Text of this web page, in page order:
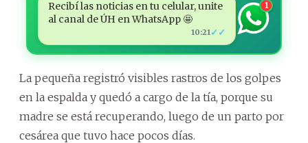
Recibí las noticias en tu celular, unite
al canal de ÚH en WhatsApp 🤩
10:21 ✓✓
1
La pequeña registró visibles rastros de los golpes
en la espalda y quedó a cargo de la tía, porque su
madre se está recuperando, luego de un parto por
cesárea que tuvo hace pocos días.